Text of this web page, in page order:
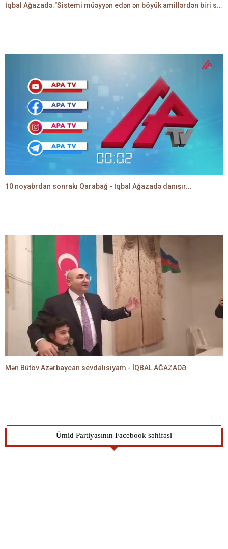
İqbal Ağazadə:"Sistemi müəyyən edən ən böyük amillərdən biri siyasi partiyalardır"
10 noyabrdan sonrakı Qarabağ - İqbal Ağazadə danışır...
Mən Bütöv Azərbaycan sevdalısıyam - İQBAL AĞAZADƏ
Ümid Partiyasının Facebook səhifəsi